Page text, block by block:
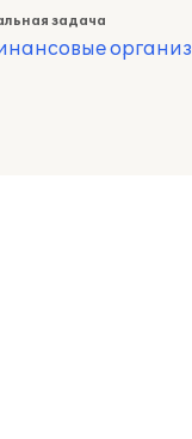
задача